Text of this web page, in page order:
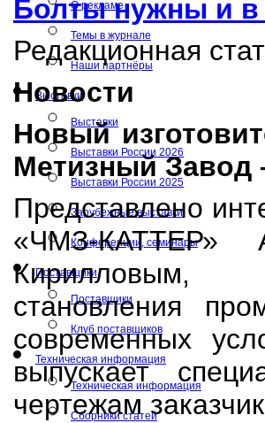
О рекламе
Темы в журнале
Наши партнёры
Выставки
Выставки
Выставки России 2026
Выставки России 2025
Зарубежные выставки
Конференции, семинары
Поставщики
Поставщики
Клуб поставщиков
Техническая информация
Техническая информация
Сборники статей
Болты нужны и в
Редакционная
Новости
Новый
Метизный Завод
Представлено
«ЧМЗ-КАТТЕР»
Кирилловым,
становления
современных
выпускает
чертежам